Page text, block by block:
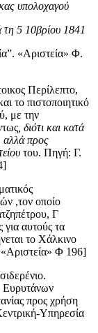
υπολοχαγού
5 10βρίου 1841
«Αριστεία» Φ.
Περίλεπτο,
το πιστοποιητικό
με την
, διότι και κατά
αλλά προς
του. Πηγή: Γ.
,τον οποίο
Γ
αυτούς τα
το Χάλκινο
Φ 196]
Ευρυτάνων
προς χρήση
Υπηρεσία